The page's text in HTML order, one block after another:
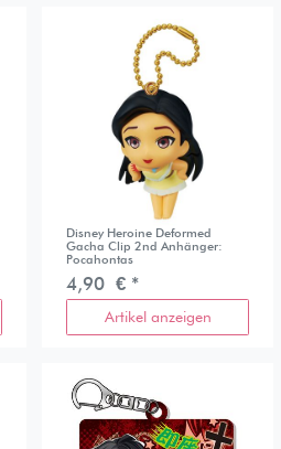
Disney Heroine Deformed
Gacha Clip 2nd Anhänger:
Pocahontas
4,90 € *
Artikel anzeigen